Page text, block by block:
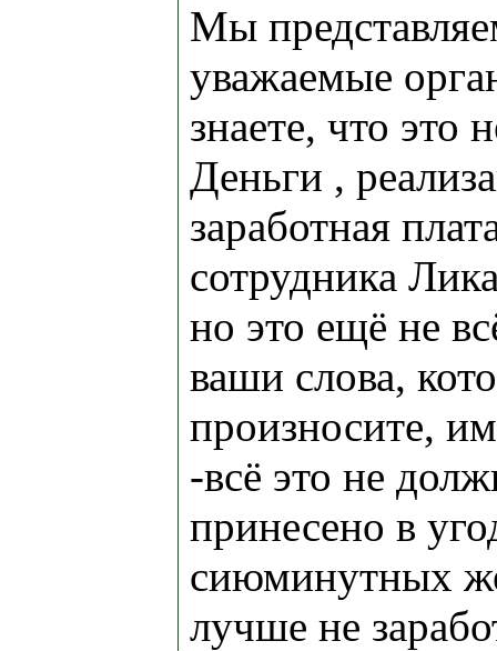
Мы
уважаемые
знаете, что это
Деньги ,
заработная
сотрудника
но это ещё не
ваши слова,
произносите,
-всё это не
принесено в
сиюминутных
лучше не